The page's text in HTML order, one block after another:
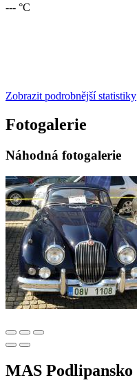
--- °C
Zobrazit podrobnější statistiky
Fotogalerie
Náhodná fotogalerie
MAS Podlipansko